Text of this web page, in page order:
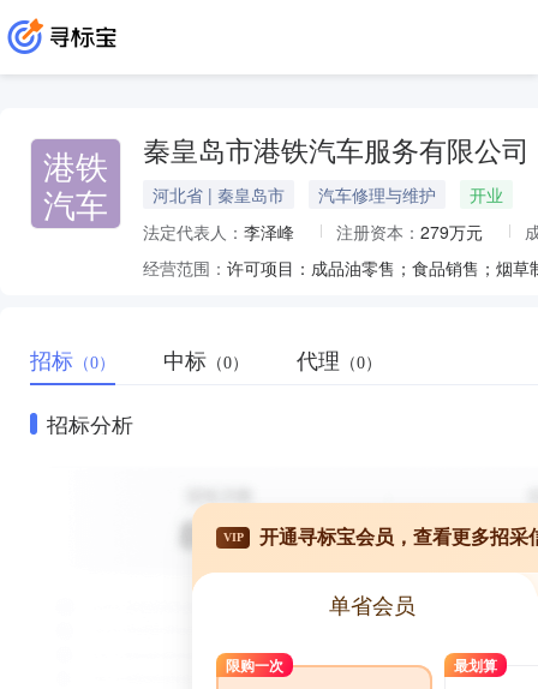
港铁
汽车
秦皇岛市港铁汽车服务有限公司
河北省 | 秦皇岛市 汽车修理与维护
开业
法定代表人： 李泽峰 注册资本： 279万元
经营范围：
招标 （0） 中标 （0） 代理 （0）
招标分析
VIP 开通寻标宝会员，查看更多招采
单省会员
限购一次 最划算